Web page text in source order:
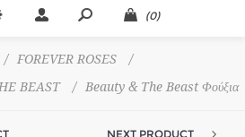
(0)
/ FOREVER ROSES
/
BEAST
/ Beauty & The Beast Φούξια
NEXT PRODUCT